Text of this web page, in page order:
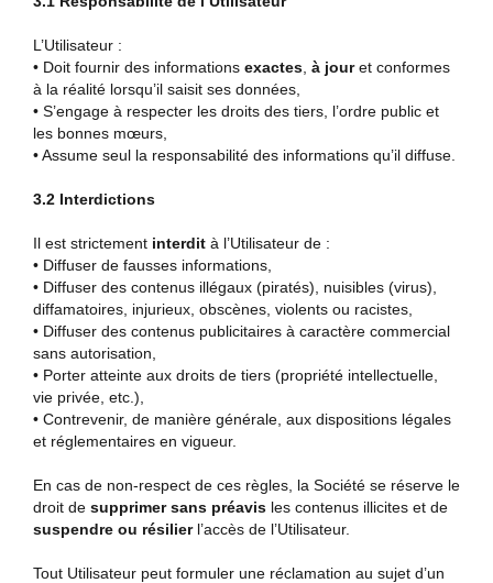
L’Utilisateur :
• Doit fournir des informations exactes à jouret conformes
à la réalité lorsqu’il saisit ses données,
• S’engage à respecter les droits des tiers, l’ordre public et
les bonnes mœurs,
• Assume seul la responsabilité des informations qu’il diffuse.
3.2 Interdictions
Il est strictement interdit à l’Utilisateur de :
• Diffuser de fausses informations,
• Diffuser des contenus illégaux (piratés), nuisibles (virus),
diffamatoires, injurieux, obscènes, violents ou racistes,
• Diffuser des contenus publicitaires à caractère commercial
sans autorisation,
• Porter atteinte aux droits de tiers (propriété intellectuelle,
vie privée, etc.),
• Contrevenir, de manière générale, aux dispositions légales
et réglementaires en vigueur.
En cas de non-respect de ces règles, la Société se réserve le
droit de supprimer sans préavis les contenus illicites et de
suspendre ou résilierl’accès de l’Utilisateur.
Tout Utilisateur peut formuler une réclamation au sujet d’un